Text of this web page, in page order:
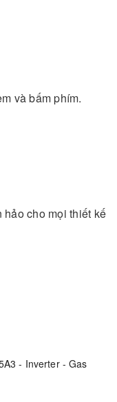
và bấm phím.
cho mọi thiết kế
- Inverter - Gas